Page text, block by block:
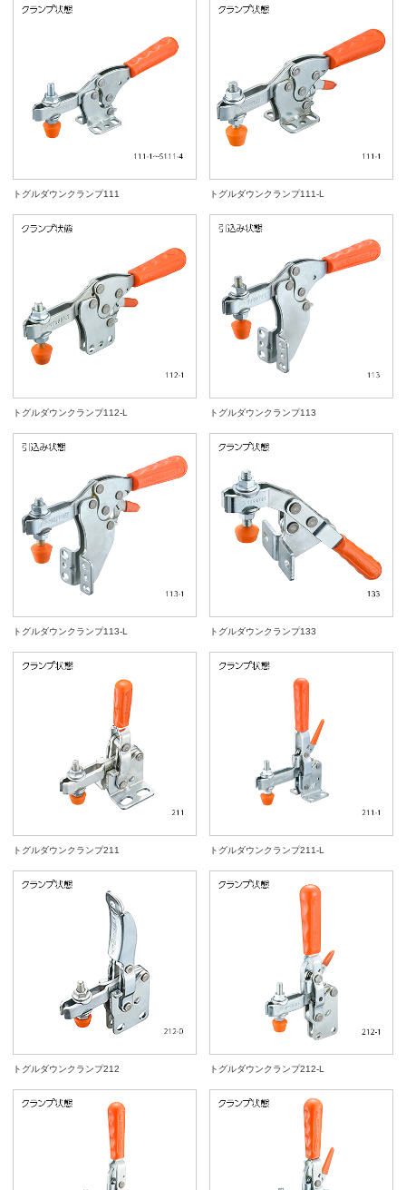
トグルダウンクランプ111 トグルダウンクランプ111-L
トグルダウンクランプ112-L トグルダウンクランプ113
トグルダウンクランプ113-L トグルダウンクランプ133
トグルダウンクランプ211 トグルダウンクランプ211-L
トグルダウンクランプ212 トグルダウンクランプ212-L